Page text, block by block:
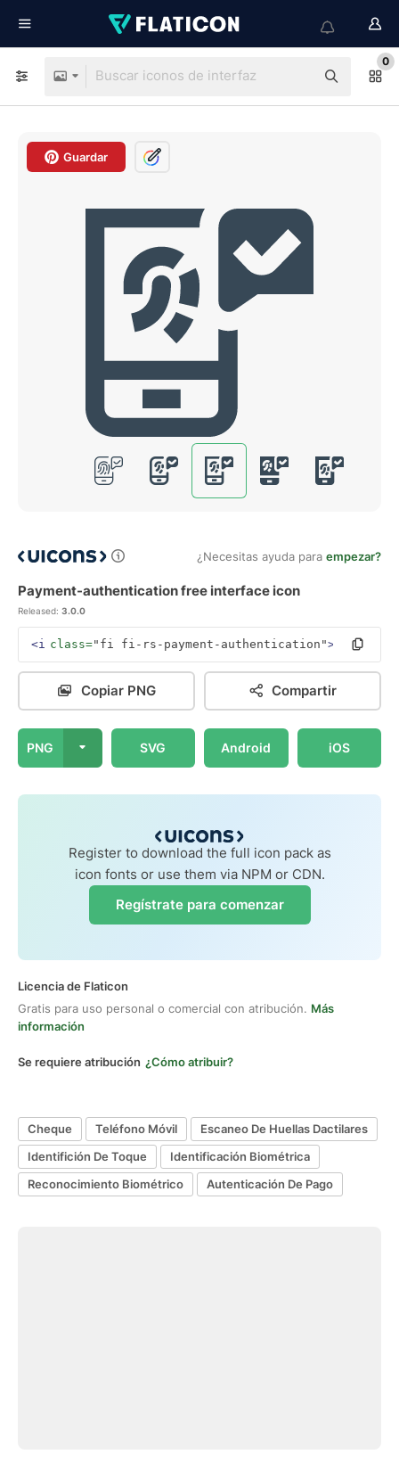
0
Guardar
¿Necesitas ayuda para empezar?
Payment-authentication free interface icon
Released: 3.0.0
<i class="fi fi-rs-payment-authentication"></i>
Copiar PNG Compartir
PNG SVG Android iOS
Register to download the full icon pack as
icon fonts or use them via NPM or CDN.
Regístrate para comenzar
Licencia de Flaticon
Gratis para uso personal o comercial con atribución. Más
información
Se requiere atribución ¿Cómo atribuir?
Cheque Teléfono Móvil
Escaneo De Huellas Dactilares
Identifición De Toque
Identificación Biométrica
Reconocimiento Biométrico
Autenticación De Pago